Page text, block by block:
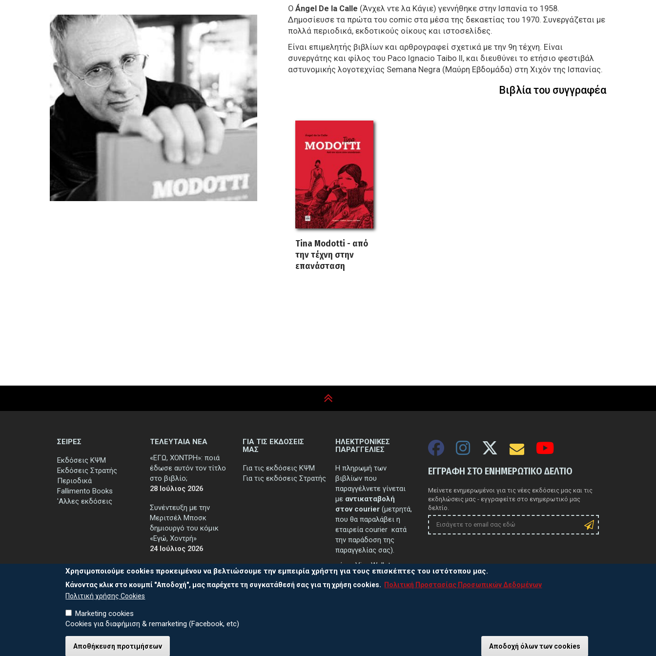
Ο Ángel De la Calle (Άνχελ ντε λα Κάγιε) γεννήθηκε στην Ισπανία το 1958.
Δημοσίευσε τα πρώτα του comic στα μέσα της δεκαετίας του 1970. Συνεργάζεται με
πολλά περιοδικά, εκδοτικούς οίκους και ιστοσελίδες.
Είναι επιμελητής βιβλίων και αρθρογραφεί σχετικά με την 9η τέχνη. Είναι
συνεργάτης και φίλος του Paco Ignacio Taibo II, και διευθύνει το ετήσιο φεστιβάλ
αστυνομικής λογοτεχνίας Semana Negra (Μαύρη Εβδομάδα) στη Χιχόν της Ισπανίας.
Βιβλία του συγγραφέα
Tina Modotti - από
την τέχνη στην
επανάσταση
ΣΕΙΡΕΣ
Εκδόσεις ΚΨΜ
Εκδόσεις Στρατής
Περιοδικά
Fallimento Books
'Αλλες εκδόσεις
ΤΕΛΕΥΤΑΙΑ ΝΕΑ
«ΕΓΩ, ΧΟΝΤΡΗ»: ποιά
έδωσε αυτόν τον τίτλο
στο βιβλίο;
28 Ιούλιος 2026
Συνέντευξη με την
Μεριτσέλ Μποσκ
δημιουργό του κόμικ
«Εγώ, Χοντρή»
24 Ιούλιος 2026
ΓΙΑ ΤΙΣ ΕΚΔΟΣΕΙΣ
ΜΑΣ
Για τις εκδόσεις ΚΨΜ
Για τις εκδόσεις Στρατής
ΗΛΕΚΤΡΟΝΙΚΕΣ
ΠΑΡΑΓΓΕΛΙΕΣ
Η πληρωμή των
βιβλίων που
παραγγέλνετε γίνεται
με αντικαταβολή
στον courier (μετρητά,
που θα παραλάβει η
εταιρεία courier κατά
την παράδοση της
παραγγελίας σας).
μέσω Viva Wallet.
..περισσότερα
ΕΓΓΡΑΦΗ ΣΤΟ ΕΝΗΜΕΡΩΤΙΚΟ ΔΕΛΤΙΟ
Μείνετε ενημερωμένοι για τις νέες εκδόσεις μας και τις
εκδηλώσεις μας - εγγραφείτε στο ενημερωτικό μας
δελτίο.
© 2026 ΕΚΔΟΣΕΙΣ ΚΨΜ
Πολιτική χρήσης Cookies
Χρησιμοποιούμε cookies προκειμένου να βελτιώσουμε την εμπειρία χρήστη για τους επισκέπτες του ιστότοπου μας.
Κάνοντας κλικ στο κουμπί "Αποδοχή", μας παρέχετε τη συγκατάθεσή σας για τη χρήση cookies.
Πολιτική Προστασίας Προσωπικών Δεδομένων
Πολιτική χρήσης Cookies
Marketing cookies
Cookies για διαφήμιση & remarketing (Facebook, etc)
Αποθήκευση προτιμήσεων Αποδοχή όλων των cookies